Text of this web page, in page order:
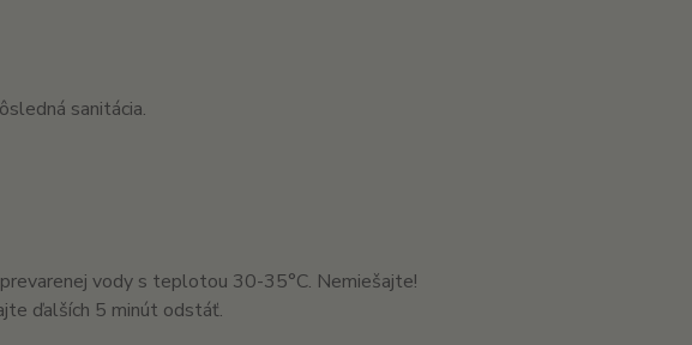
sanitácia.
vody s teplotou 30-35°C. Nemiešajte!
ďalších 5 minút odstáť.